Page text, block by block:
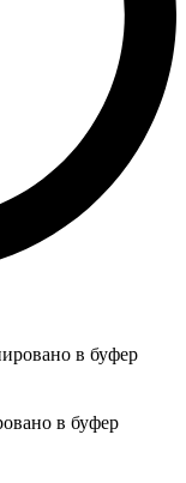
в буфер
в буфер